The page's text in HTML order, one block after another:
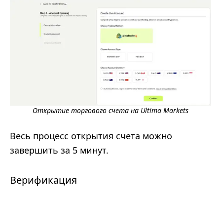
Открытие торгового счета на Ultima Markets
Весь процесс открытия счета можно
завершить за 5 минут.
Верификация